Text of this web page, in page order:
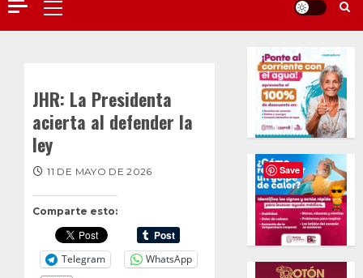
Menú
principal
JHR: La Presidenta
acierta al defender la
ley
Comparte esto:
Telegram WhatsApp
11 DE MAYO DE 2026 Save